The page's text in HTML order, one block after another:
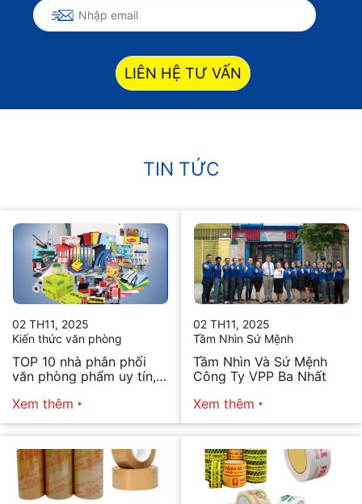
LIÊN HỆ TƯ VẤN
TIN TỨC
02 TH11, 2025
Kiến thức văn phòng
TOP 10 nhà phân phối
văn phòng phẩm uy tín,
Xem thêm
02 TH11, 2025
Tầm Nhìn Sứ Mệnh
Tầm Nhìn Và Sứ Mệnh
Công Ty VPP Ba Nhất
Xem thêm